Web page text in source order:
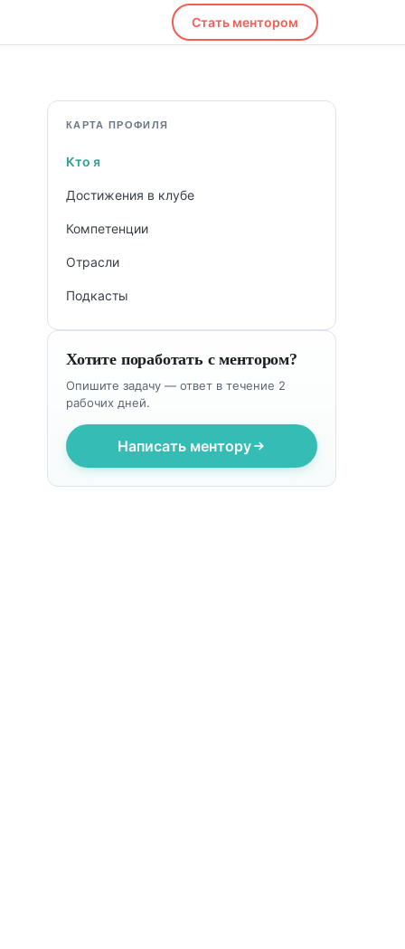
Стать ментором
КАРТА ПРОФИЛЯ
Кто я
Достижения в клубе
Компетенции
Отрасли
Подкасты
Хотите поработать с ментором?
Опишите задачу — ответ в течение 2
рабочих дней.
Написать ментору